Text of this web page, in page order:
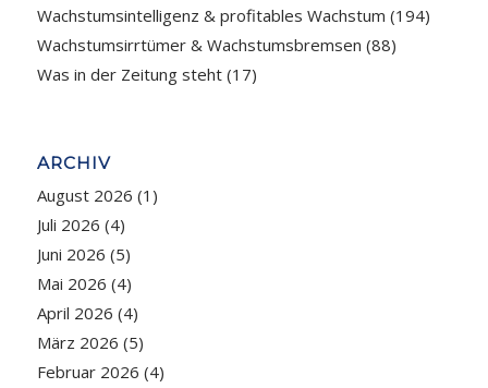
Wachstumsintelligenz & profitables Wachstum (194)
Wachstumsirrtümer & Wachstumsbremsen (88)
Was in der Zeitung steht(17)
ARCHIV
August 2026 (1)
Juli 2026 (4)
Juni 2026 (5)
Mai 2026 (4)
April 2026 (4)
März 2026 (5)
Februar 2026 (4)